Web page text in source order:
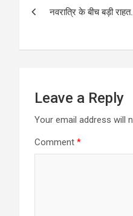
o
k
A
p
navigation
नवरात्रि के बीच बड़ी
Leave a Reply
Your email address will
Comment *